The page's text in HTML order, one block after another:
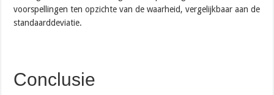
voorspellingen ten opzichte van de waarheid, vergelijkbaar aan de
standaarddeviatie.
Conclusie